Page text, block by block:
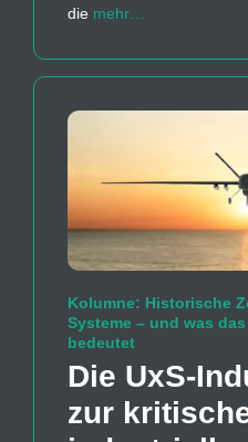
die mehr…
Kolumne: Historische
Systeme – und was
bedeutet
Die UxS-
zur